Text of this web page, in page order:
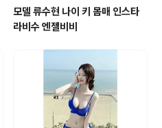
모델 류수현 나이 키 몸매 인스타
라비수 엔젤비비